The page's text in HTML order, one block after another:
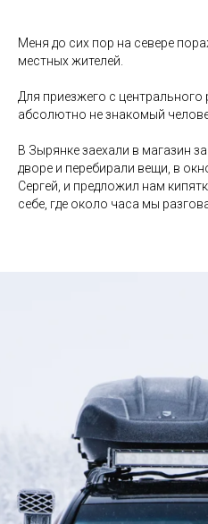
Меня до сих пор на севере
местных жителей.
Для приезжего с центрального
абсолютно не знакомый
В Зырянке заехали в магазин
дворе и перебирали вещи, в
Сергей, и предложил нам
себе, где около часа мы